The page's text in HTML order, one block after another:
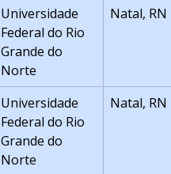
Universidade
Federal do Rio
Grande do
Norte
Natal, RN
Universidade
Federal do Rio
Grande do
Norte
Natal, RN